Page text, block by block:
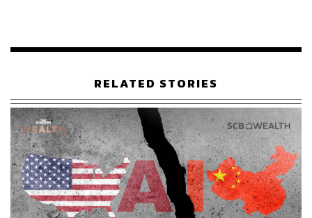
ปี 2025 จะเติบโตได้ 1.9% จากในปี 2024 คาดว่าจะเติบโต
2.7% ขณะที่เศรษฐกิจทั่วโลกคาดว่าจะขยายตัวได้ 2.5% ต่ำ
กว่าปี 2024 ที่คาดว่าจะขยายตัว 2.7% โดยเศรษฐกิจยุโรปใน
ปี 2024 คาดว่าจะขยายตัว 0.8% และปี 2025 ขยายตัวลดลง
เหลือ 0.6% เศรษฐกิจญี่ปุ่นคาดว่าจะหดตัว -0.2% ในปี 2024
จะกลับมาขยายตัว 0.9% ในปี 2025 และเศรษฐกิจจีนที่ทาง
การตั้งเป้าหมายขยายตัวปีละ 5% ก็น่าจะทำไม่ได้ตามเป้า
หมาย โดยในปี 2024 คาดว่าจะขยายตัวได้ 4.9% ส่วนปี 2025
คาดว่าจะขยายตัว 4.2%
RELATED STORIES